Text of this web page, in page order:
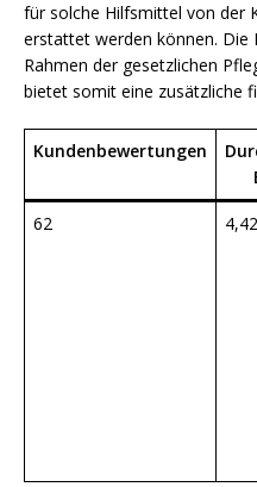
für solche Hilfsmittel von der
erstattet werden können. Die
Rahmen der gesetzlichen
bietet somit eine zusätzliche
Kundenbewertungen
62